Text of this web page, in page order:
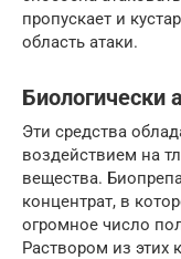
пропускает и
область атаки.
Биологически
Эти средства
воздействием на
вещества.
концентрат, в
огромное число
Раствором из этих